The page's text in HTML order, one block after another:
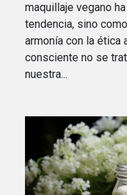
maquillaje vegano
tendencia, sino
armonía con la ética
consciente no se
nuestra...